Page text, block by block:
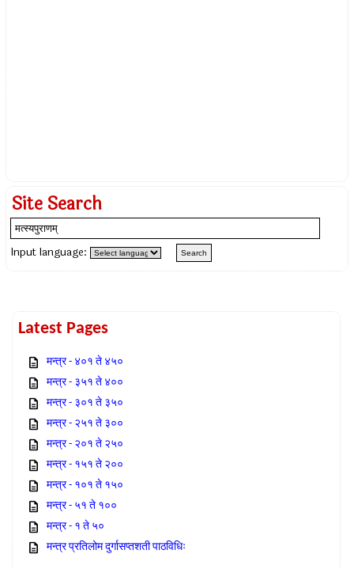
Site Search
Input language:
Latest Pages
मन्त्र - ४०१ ते ४५०
मन्त्र - ३५१ ते ४००
मन्त्र - ३०१ ते ३५०
मन्त्र - २५१ ते ३००
मन्त्र - २०१ ते २५०
मन्त्र - १५१ ते २००
मन्त्र - १०१ ते १५०
मन्त्र - ५१ ते १००
मन्त्र - १ ते ५०
मन्त्र प्रतिलोम दुर्गासप्तशती पाठविधिः